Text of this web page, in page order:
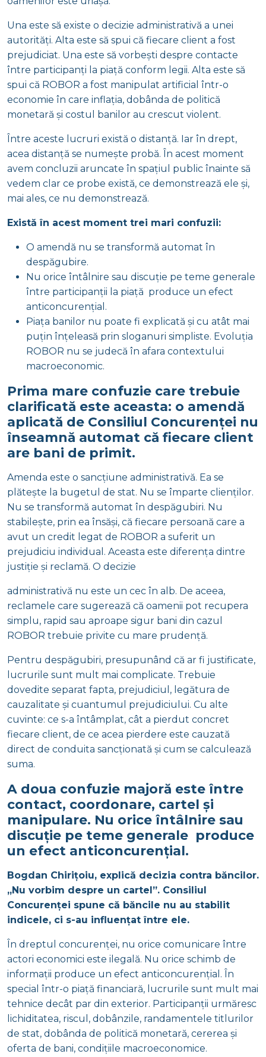
Una este să existe o decizie administrativă a unei
autorități. Alta este să spui că fiecare client a fost
prejudiciat. Una este să vorbești despre contacte
între participanți la piață conform legii. Alta este să
spui că ROBOR a fost manipulat artificial într-o
economie în care inflația, dobânda de politică
monetară și costul banilor au crescut violent.
Între aceste lucruri există o distanță. Iar în drept,
acea distanță se numește probă. În acest moment
avem concluzii aruncate în spațiul public înainte să
vedem clar ce probe există, ce demonstrează ele și,
mai ales, ce nu demonstrează.
Există în acest moment trei mari confuzii:
O amendă nu se transformă automat în
despăgubire.
Nu orice întâlnire sau discuție pe teme generale
între participanții la piață produce un efect
anticoncurențial.
Piața banilor nu poate fi explicată și cu atât mai
puțin înțeleasă prin sloganuri simpliste. Evoluția
ROBOR nu se judecă în afara contextului
macroeconomic.
Prima mare confuzie care trebuie
clarificată este aceasta: o amendă
aplicată de Consiliul Concurenței nu
înseamnă automat că fiecare client
are bani de primit.
Amenda este o sancțiune administrativă. Ea se
plătește la bugetul de stat. Nu se împarte clienților.
Nu se transformă automat în despăgubiri. Nu
stabilește, prin ea însăși, că fiecare persoană care a
avut un credit legat de ROBOR a suferit un
prejudiciu individual. Aceasta este diferența dintre
justiție și reclamă. O decizie
administrativă nu este un cec în alb. De aceea,
reclamele care sugerează că oamenii pot recupera
simplu, rapid sau aproape sigur bani din cazul
ROBOR trebuie privite cu mare prudență.
Pentru despăgubiri, presupunând că ar fi justificate,
lucrurile sunt mult mai complicate. Trebuie
dovedite separat fapta, prejudiciul, legătura de
cauzalitate și cuantumul prejudiciului. Cu alte
cuvinte: ce s-a întâmplat, cât a pierdut concret
fiecare client, de ce acea pierdere este cauzată
direct de conduita sancționată și cum se calculează
suma.
A doua confuzie majoră este între
contact, coordonare, cartel și
manipulare. Nu orice întâlnire sau
discuție pe teme generale produce
un efect anticoncurențial.
Bogdan Chirițoiu, explică decizia contra băncilor.
„Nu vorbim despre un cartel”. Consiliul
Concurenței spune că băncile nu au stabilit
indicele, ci s-au influențat între ele.
În dreptul concurenței, nu orice comunicare între
actori economici este ilegală. Nu orice schimb de
informații produce un efect anticoncurențial. În
special într-o piață financiară, lucrurile sunt mult mai
tehnice decât par din exterior. Participanții urmăresc
lichiditatea, riscul, dobânzile, randamentele titlurilor
de stat, dobânda de politică monetară, cererea și
oferta de bani, condițiile macroeconomice.